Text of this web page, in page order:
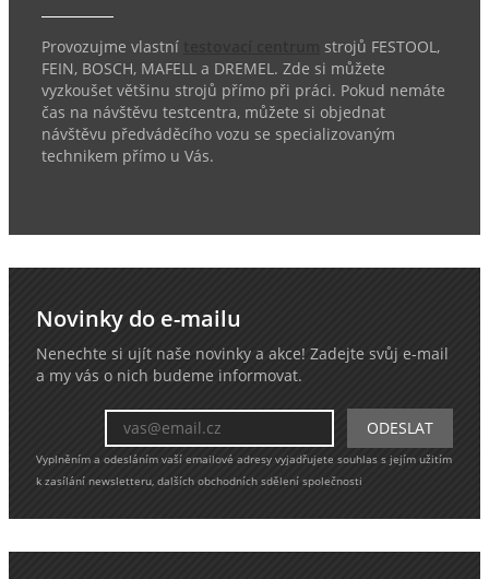
Provozujme vlastní
strojů FESTOOL,
FEIN, BOSCH, MAFELL a DREMEL. Zde si můžete
vyzkoušet většinu strojů přímo při práci. Pokud nemáte
čas na návštěvu testcentra, můžete si objednat
návštěvu předváděcího vozu se specializovaným
technikem přímo u Vás.
Novinky do e-mailu
Nenechte si ujít naše novinky a akce! Zadejte svůj e-mail
a my vás o nich budeme informovat.
Vyplněním a odesláním vaší emailové adresy vyjadřujete souhlas s jejím užitím
k zasílání newsletteru, dalších obchodních sdělení společnosti